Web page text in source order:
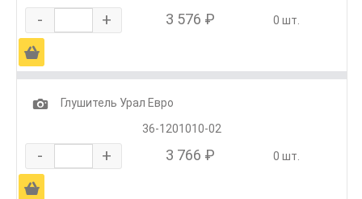
- + 3 576 ₽ 0 шт.
Ä
1
Глушитель Урал Евро
36-1201010-02
- + 3 766 ₽ 0 шт.
Ä